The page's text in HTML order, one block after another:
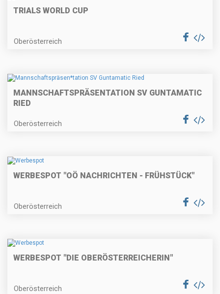
TRIALS WORLD CUP
Oberösterreich
MANNSCHAFTSPRÄSEN TATION SV GUNTAMATIC
RIED
Oberösterreich
WERBESPOT "OÖ NACHRICHTEN - FRÜHSTÜCK"
Oberösterreich
WERBESPOT "DIE OBERÖSTERREICHERIN"
Oberösterreich